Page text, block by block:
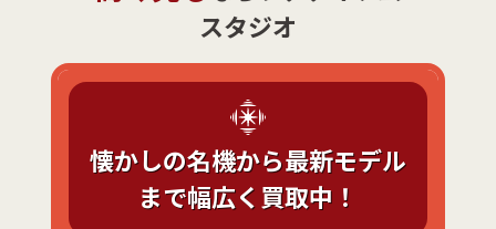
スタジオ
懐かしの名機から最新モデル
まで幅広く買取中！